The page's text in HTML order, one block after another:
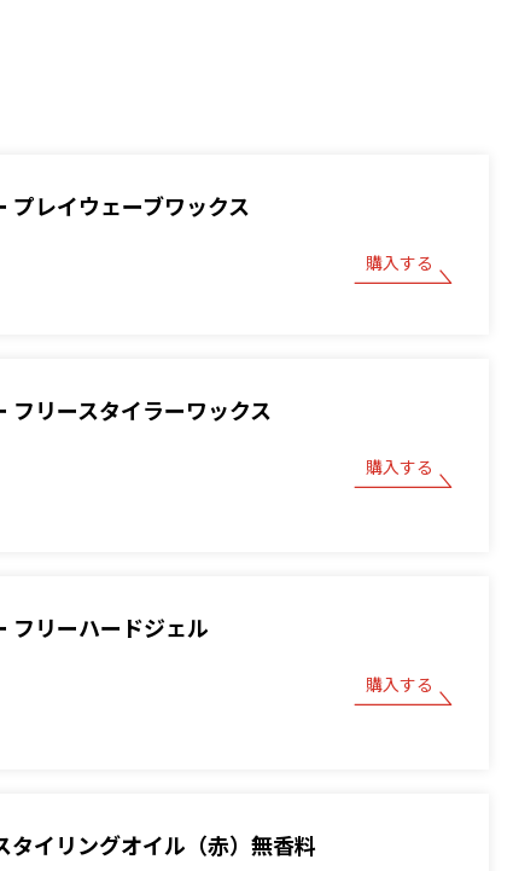
プレイウェーブワックス
購入する
フリースタイラーワックス
購入する
フリーハードジェル
購入する
タイリングオイル（赤）無香料